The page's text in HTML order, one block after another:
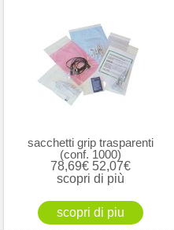
sacchetti grip trasparenti
(conf. 1000)
78,69€52,07€
scopri di più